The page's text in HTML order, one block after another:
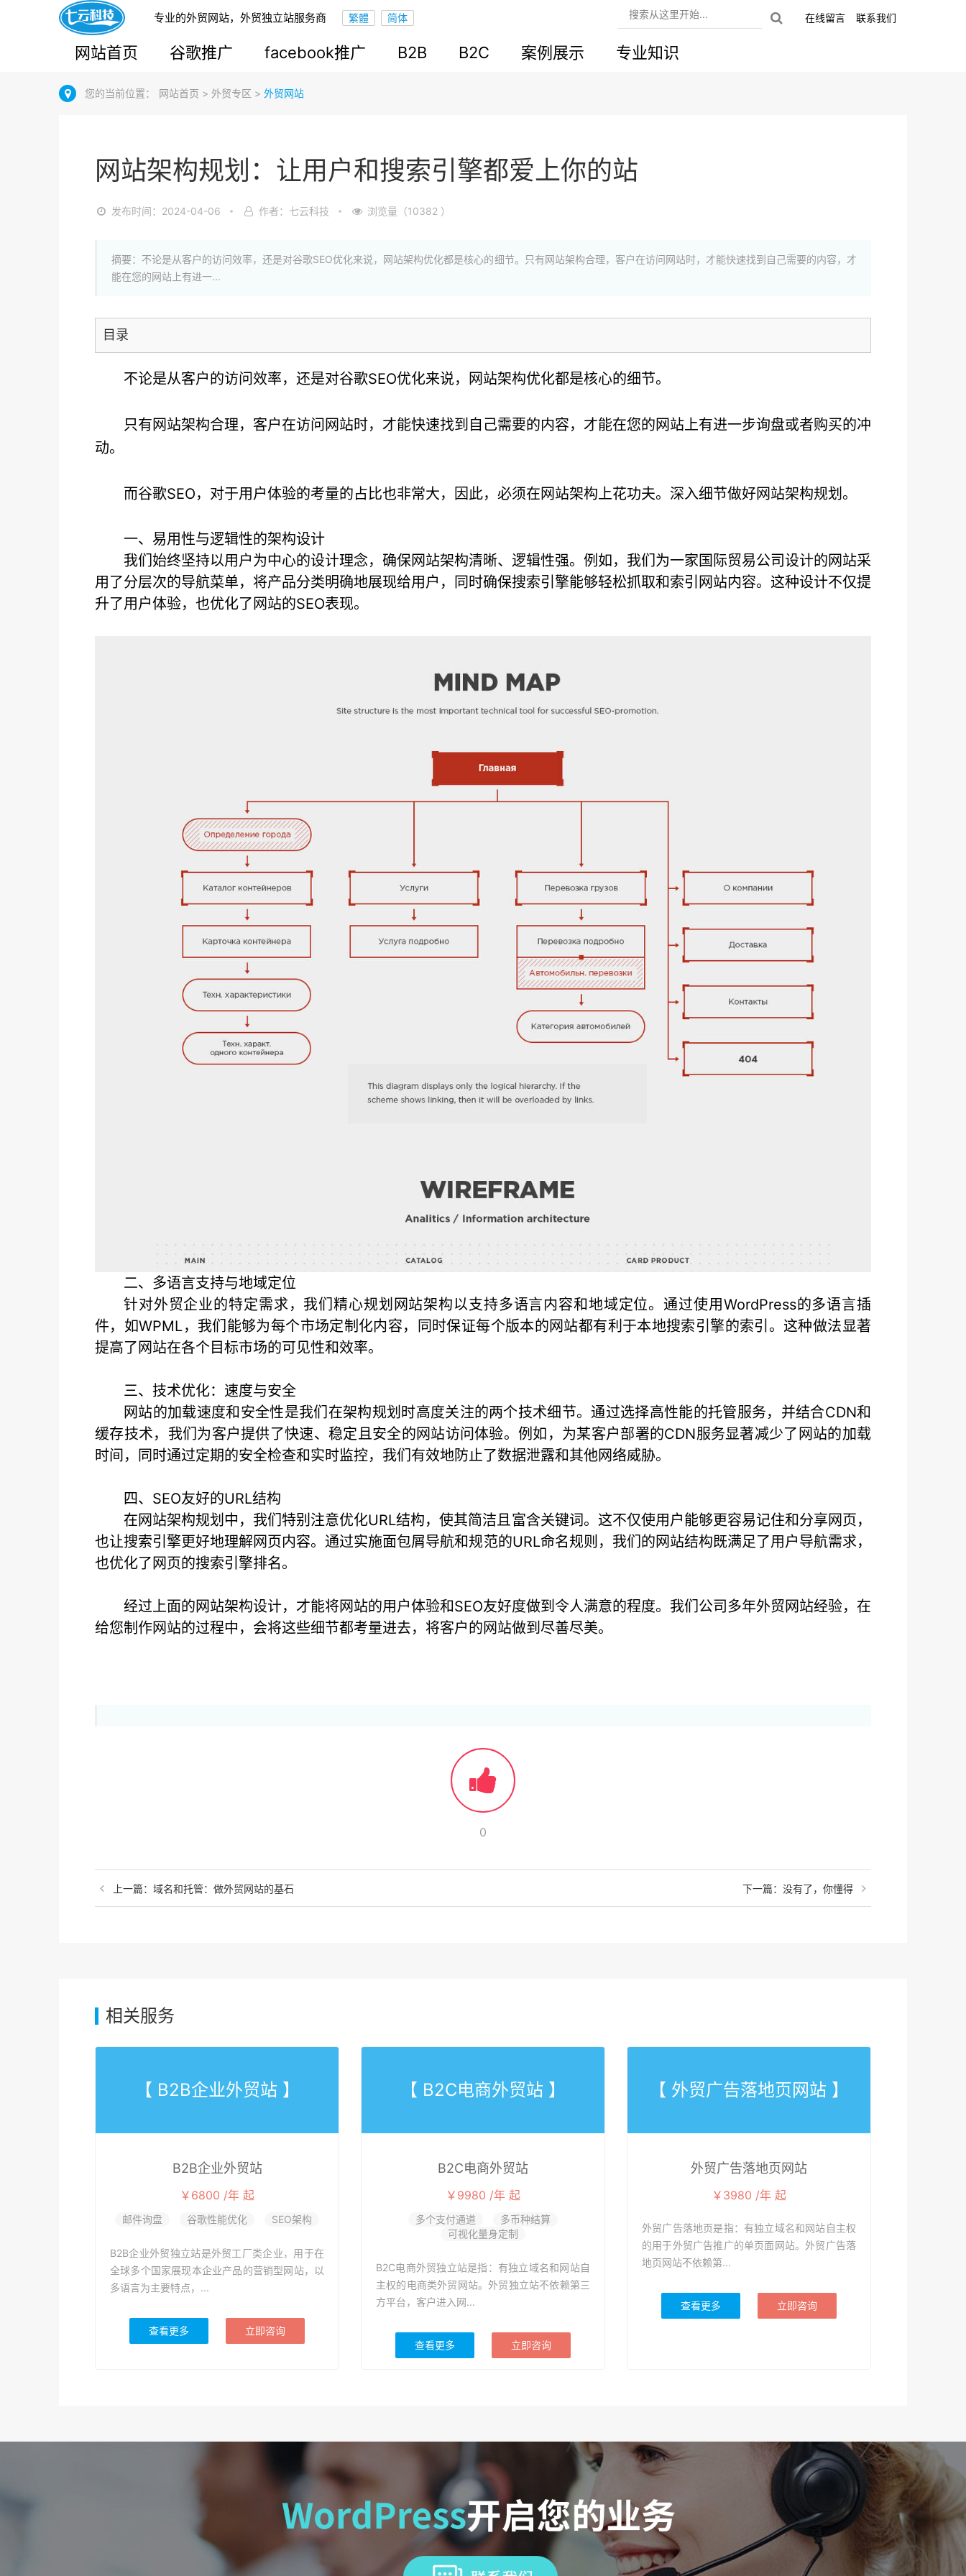
专业的外贸网站，外贸独立站服务商 在线留言 联系我们
网站首页 谷歌推广 facebook推广 B2B B2C 案例展示 专业知识
您的当前位置： 网站首页 > 外贸专区 > 外贸网站
网站架构规划：让用户和搜索引擎都爱上你的站
发布时间：2024-04-06 作者：七云科技 浏览量（10382 ）
摘要：不论是从客户的访问效率，还是对谷歌SEO优化来说，网站架构优化都是核心的细节。只有网站架构合理，客户在访问网站时，才能快速找到自己需要的内容，才
能在您的网站上有进一...
目录
不论是从客户的访问效率，还是对谷歌SEO优化来说，网站架构优化都是核心的细节。
只有网站架构合理，客户在访问网站时，才能快速找到自己需要的内容，才能在您的网站上有进一步询盘或者购买的冲
动。
而谷歌SEO，对于用户体验的考量的占比也非常大，因此，必须在网站架构上花功夫。深入细节做好网站架构规划。
一、易用性与逻辑性的架构设计
我们始终坚持以用户为中心的设计理念，确保网站架构清晰、逻辑性强。例如，我们为一家国际贸易公司设计的网站采
用了分层次的导航菜单，将产品分类明确地展现给用户，同时确保搜索引擎能够轻松抓取和索引网站内容。这种设计不仅提
升了用户体验，也优化了网站的SEO表现。
二、多语言支持与地域定位
针对外贸企业的特定需求，我们精心规划网站架构以支持多语言内容和地域定位。通过使用WordPress的多语言插
件，如WPML，我们能够为每个市场定制化内容，同时保证每个版本的网站都有利于本地搜索引擎的索引。这种做法显著
提高了网站在各个目标市场的可见性和效率。
三、技术优化：速度与安全
网站的加载速度和安全性是我们在架构规划时高度关注的两个技术细节。通过选择高性能的托管服务，并结合CDN和
缓存技术，我们为客户提供了快速、稳定且安全的网站访问体验。例如，为某客户部署的CDN服务显著减少了网站的加载
时间，同时通过定期的安全检查和实时监控，我们有效地防止了数据泄露和其他网络威胁。
四、SEO友好的URL结构
在网站架构规划中，我们特别注意优化URL结构，使其简洁且富含关键词。这不仅使用户能够更容易记住和分享网页，
也让搜索引擎更好地理解网页内容。通过实施面包屑导航和规范的URL命名规则，我们的网站结构既满足了用户导航需求，
也优化了网页的搜索引擎排名。
经过上面的网站架构设计，才能将网站的用户体验和SEO友好度做到令人满意的程度。我们公司多年外贸网站经验，在
给您制作网站的过程中，会将这些细节都考量进去，将客户的网站做到尽善尽美。
0
上一篇：域名和托管：做外贸网站的基石 下一篇：没有了，你懂得
相关服务
【 B2B企业外贸站 】
B2B企业外贸站
￥6800 /年 起
邮件询盘 谷歌性能优化 SEO架构
B2B企业外贸独立站是外贸工厂类企业，用于在
全球多个国家展现本企业产品的营销型网站，以
多语言为主要特点，...
查看更多 立即咨询
【 B2C电商外贸站 】
B2C电商外贸站
￥9980 /年 起
多个支付通道
多币种结算
可视化量身定制
B2C电商外贸独立站是指：有独立域名和网站自
主权的电商类外贸网站。外贸独立站不依赖第三
方平台，客户进入网...
查看更多 立即咨询
【 外贸广告落地页网站 】
外贸广告落地页网站
￥3980 /年 起
外贸广告落地页是指：有独立域名和网站自主权
的用于外贸广告推广的单页面网站。外贸广告落
地页网站不依赖第...
查看更多 立即咨询